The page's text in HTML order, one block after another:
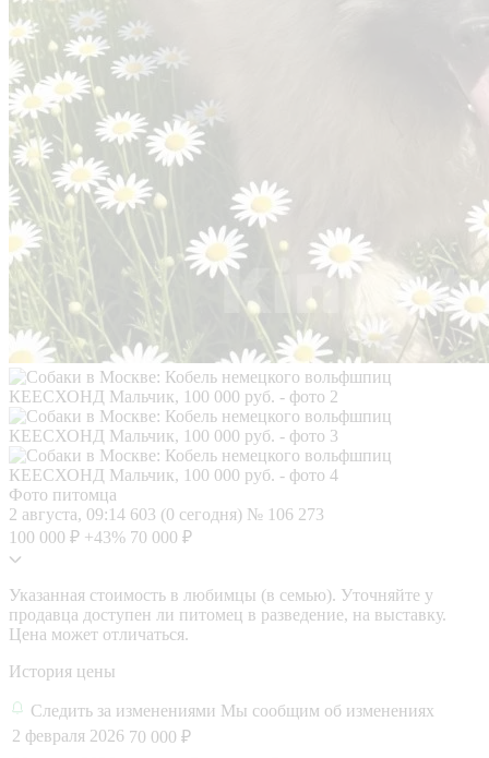
Фото питомца
2 августа, 09:14 603 (0 сегодня) № 106 273
100 000 ₽ +43% 70 000 ₽
Указанная стоимость в любимцы (в семью). Уточняйте у
продавца доступен ли питомец в разведение, на выставку.
Цена может отличаться.
История цены
Следить за изменениями Мы сообщим об изменениях
2 февраля 2026 70 000 ₽